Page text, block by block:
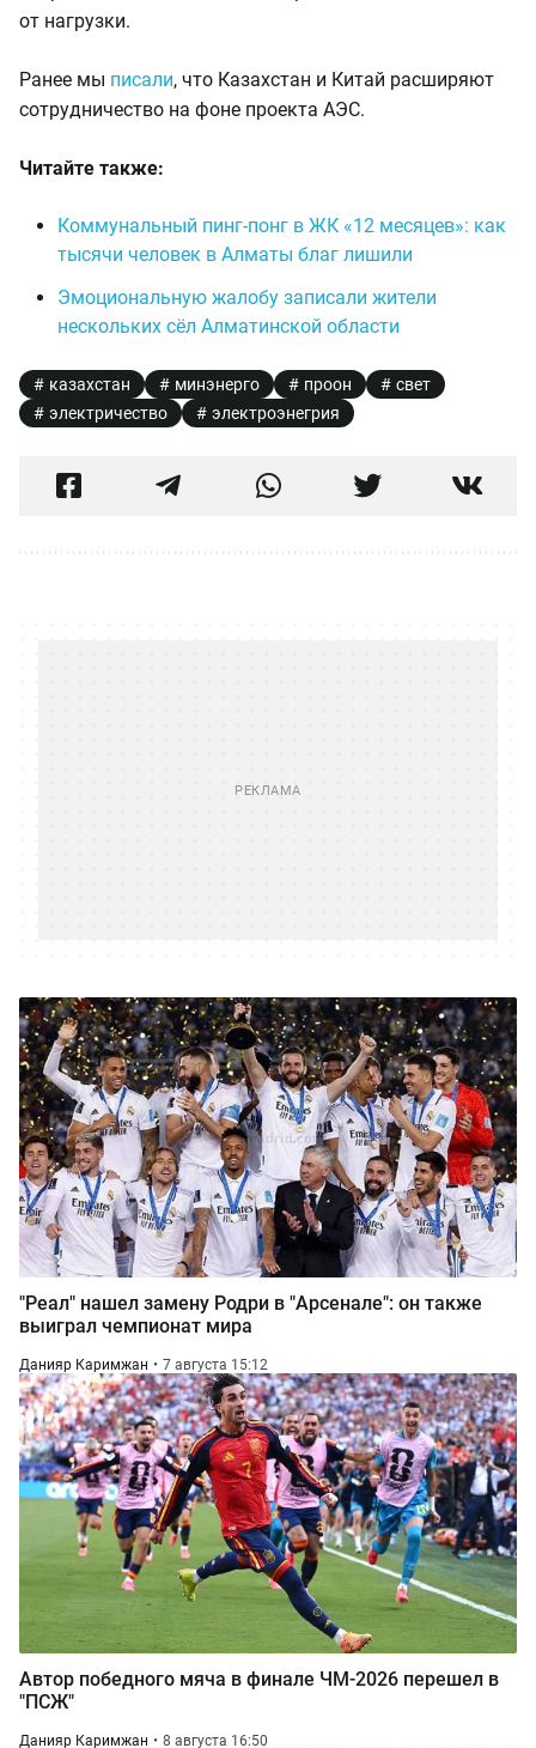
от нагрузки.
Ранее мы писали, что Казахстан и Китай расширяют
сотрудничество на фоне проекта АЭС.
Читайте также:
Коммунальный пинг-понг в ЖК «12 месяцев»: как
тысячи человек в Алматы благ лишили
Эмоциональную жалобу записали жители
нескольких сёл Алматинской области
казахстан минэнерго проон
свет
электричество
электроэнегрия
"Реал" нашел замену Родри в "Арсенале": он также
выиграл чемпионат мира
Данияр Каримжан 7 августа 15:12
Автор победного мяча в финале ЧМ-2026 перешел в
"ПСЖ"
Данияр Каримжан 8 августа 16:50